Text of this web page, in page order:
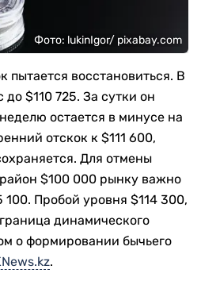
Фото: lukinIgor/ pixabay.com
восстановиться. В
$110 725. За сутки он
остается в минусе на
отскок к $111 600,
Для отмены
$100 000 рынку важно
100. Пробой уровня $114 300,
динамического
о формировании бычьего
.